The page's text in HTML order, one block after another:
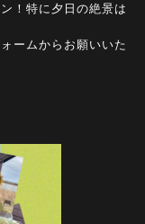
！特に夕日の絶景は
ームからお願いいた